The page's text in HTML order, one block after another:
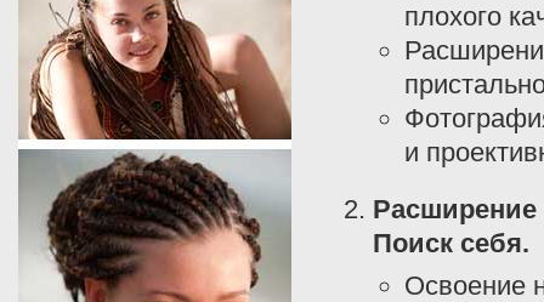
плохого
и
Расширение
Поиск себя.
Освоение